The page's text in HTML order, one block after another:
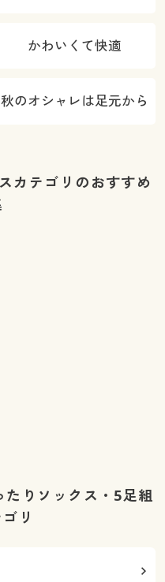
かわいくて快適
秋のオシャレは足元から
カテゴリのおすすめ
たりソックス・5足組
リ